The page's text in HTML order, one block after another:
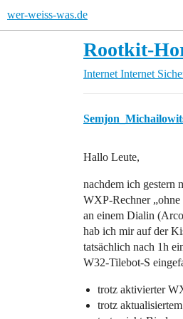
wer-weiss-was.de
Rootkit-
Internet Internet
Hallo Leute,
nachdem ich gestern
WXP-Rechner
an einem Dialin
hab ich mir auf der
tatsächlich nach 1h
W32-Tilebot-S
trotz aktivierter
trotz